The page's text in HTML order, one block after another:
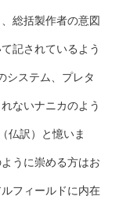
総括製作者の意図
記されているよう
システム、プレタ
ないナニカのよう
仏訳）と憶いま
うに崇める方はお
フィールドに内在